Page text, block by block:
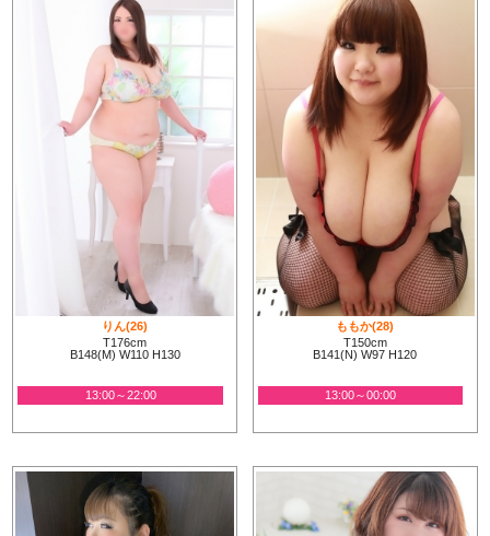
りん(26)
T176cm
B148(M) W110 H130
13:00～22:00
ももか(28)
T150cm
B141(N) W97 H120
13:00～00:00